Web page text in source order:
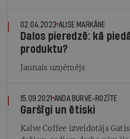
02.04.2023 ALISE MARKĀNE
Dalos pieredzē: kā
produktu?
Jaunais uzņēmējs
15.09.2021 ANDA BURVE-ROZĪTE
Garšīgi un ētiski
Kalve Coffee izveidotājs